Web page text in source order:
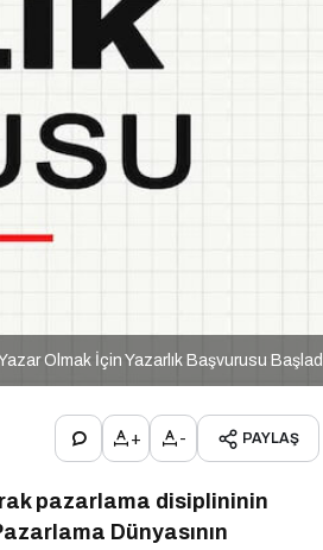
Olmak İçin Yazarlık Başvurusu
+ - PAYLAŞ
pazarlama disiplininin
Dünyasının